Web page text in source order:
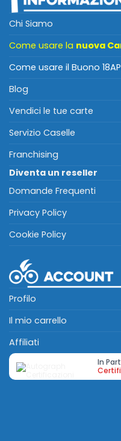
Chi Siamo
Come usare la nuova
Come usare il Buono
Blog
Vendici le tue carte
Servizio Caselle
Franchising
Diventa un reseller
Domande Frequenti
Privacy Policy
Cookie Policy
Profilo
Il mio carrello
Affiliati
In